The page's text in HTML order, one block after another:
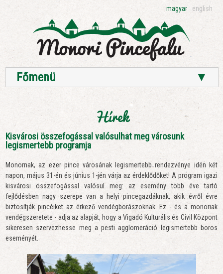
magyar english
Főmenü ▼
Hírek
Kisvárosi összefogással valósulhat meg városunk
legismertebb programja
Monornak, az ezer pince városának legismertebb rendezvénye idén két
napon, május 31-én és június 1-jén várja az érdeklődőket! A program igazi
kisvárosi összefogással valósul meg: az esemény több éve tartó
fejlődésben nagy szerepe van a helyi pincegazdáknak, akik évről évre
biztosítják pincéiket az érkező vendégborászoknak. Ez - és a monoriak
vendégszeretete - adja az alapját, hogy a Vigadó Kulturális és Civil Központ
sikeresen szervezhesse meg a pesti agglomeráció legismertebb boros
eseményét.